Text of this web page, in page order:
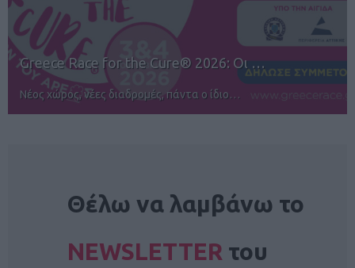
12ος TUI Rhodes Marathon: Άνοιγμα ε…
Αγώνες για όλους στην Ρόδο
Θέλω να λαμβάνω το
NEWSLETTER του